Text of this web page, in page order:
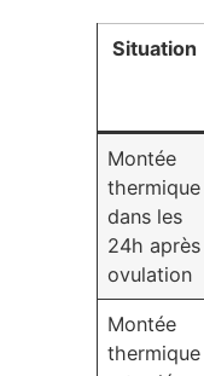
Situation
Montée
thermique
dans les
24h après
ovulation
Montée
thermique